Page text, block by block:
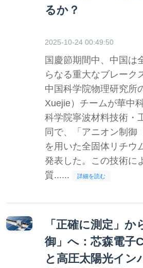
るか？
2025-10-24 00:49:50
国慶節期間中、中国は
らなる重大なブレーク
中国科学院物理研究所
Xuejie）チームが華中
科学院寧波材料技術・
同で、「アニオン制御
を用いた全固体リチウ
発表した。この技術に
質......
詳細を読む
「正確に測定」か
御」へ：芯森電子
と高圧太陽光イン